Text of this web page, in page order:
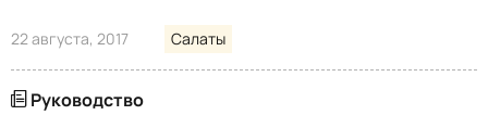
22 августа, 2017 Салаты
Руководство